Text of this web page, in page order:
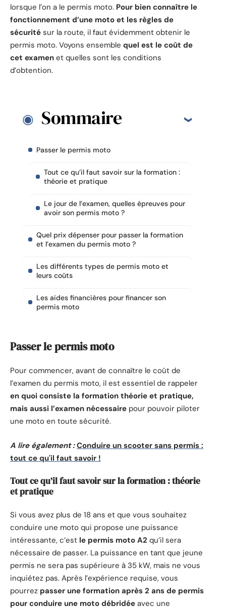
lorsque l’on a le permis moto. Pour bien connaître le
fonctionnement d’une moto et les règles de
sécurité sur la route, il faut évidemment obtenir le
permis moto. Voyons ensemble quel est le coût de
cet examen et quelles sont les conditions
d’obtention.
Sommaire
Passer le permis moto
Tout ce qu’il faut savoir sur la formation :
théorie et pratique
Le jour de l’examen, quelles épreuves pour
avoir son permis moto ?
Quel prix dépenser pour passer la formation
et l’examen du permis moto ?
Les différents types de permis moto et
leurs coûts
Les aides financières pour financer son
permis moto
Passer le permis moto
Pour commencer, avant de connaître le coût de
l’examen du permis moto, il est essentiel de rappeler
en quoi consiste la formation théorie et pratique,
mais aussi l’examen nécessaire pour pouvoir piloter
une moto en toute sécurité.
A lire également : Conduire un scooter sans permis :
tout ce qu'il faut savoir !
Tout ce qu’il faut savoir sur la formation : théorie
et pratique
Si vous avez plus de 18 ans et que vous souhaitez
conduire une moto qui propose une puissance
intéressante, c’est le permis moto A2 qu’il sera
nécessaire de passer. La puissance en tant que jeune
permis ne sera pas supérieure à 35 kW, mais ne vous
inquiétez pas. Après l’expérience requise, vous
pourrez passer une formation après 2 ans de permis
pour conduire une moto débridée avec une